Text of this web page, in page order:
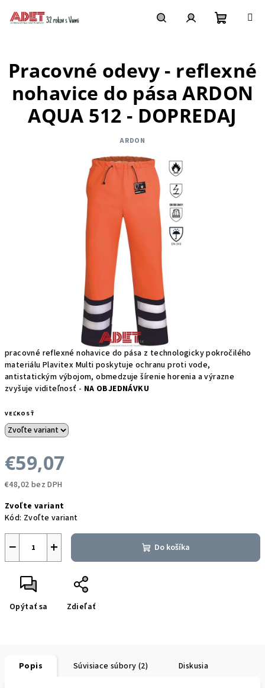
košík
pracovné reflexné nohavice do pása z technologicky pokročilého
materiálu Plavitex Multi poskytuje ochranu proti vode,
antistatickým výbojom, obmedzuje šírenie horenia a výrazne
zvyšuje viditeľnosť - NA OBJEDNÁVKU
VEĽKOSŤ
€59,07
€48,02 bez DPH
cena:
Zvoľte variant
Kód: Zvoľte variant
+
− Do košíka
Opýtať sa Zdieľať
Pracovné odevy - reflexné
nohavice do pása ARDON
AQUA 512 - DOPREDAJ
ARDON
Popis Súvisiace súbory (2) Diskusia